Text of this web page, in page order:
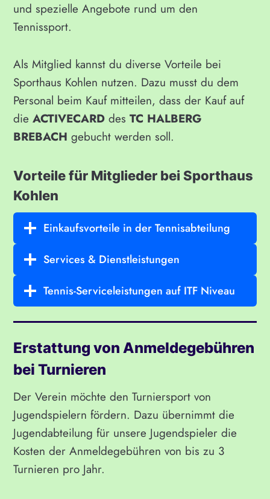
und spezielle Angebote rund um den
Tennissport.
Als Mitglied kannst du diverse Vorteile bei
Sporthaus Kohlen nutzen. Dazu musst du dem
Personal beim Kauf mitteilen, dass der Kauf auf
dieACTIVECARD desTC HALBERG
BREBACH gebucht werden soll.
Vorteile für Mitglieder bei Sporthaus
Kohlen
Einkaufsvorteile in der Tennisabteilung
Services & Dienstleistungen
Tennis-Serviceleistungen auf ITF Niveau
Erstattung von Anmeldegebühren
bei Turnieren
Der Verein möchte den Turniersport von
Jugendspielern fördern. Dazu übernimmt die
Jugendabteilung für unsere Jugendspieler die
Kosten der Anmeldegebühren von bis zu 3
Turnieren pro Jahr.